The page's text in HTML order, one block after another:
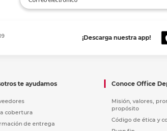
¡Descarga nuestra app!
te ayudamos
cobertura
de entrega
Conoce Office
Misión, valores,
propósito
Código de ética y